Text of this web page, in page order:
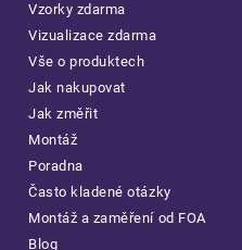
Vzorky zdarma
Vizualizace zdarma
Vše o produktech
Jak nakupovat
Jak změřit
Montáž
Poradna
Často kladené otázky
Montáž a zaměření od FOA
Blog